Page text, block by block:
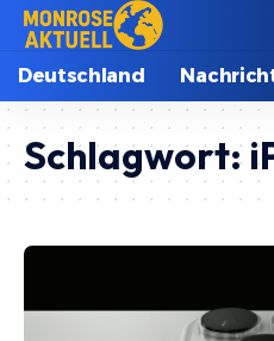
Deutschland
Schlagwort: